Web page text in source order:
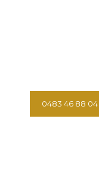
0483 46 88 04